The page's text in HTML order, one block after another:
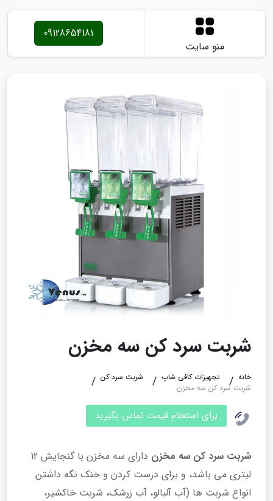
منو سایت
09128654181
شربت سرد کن سه مخزن
خانه تجهیزات کافی شاپ
شربت سرد کن
شربت سرد کن سه مخزن
برای استعلام قیمت تماس بگیرید
شربت سرد کن سه مخزن
دارای سه مخزن با گنجایش 12
لیتری می باشد، و برای درست کردن و خنک نگه داشتن
انواع شربت ها (آب آلبالو، آب زرشک، شربت خاکشیر،